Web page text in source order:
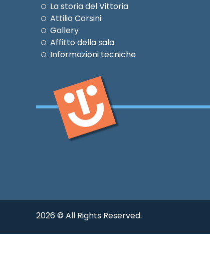
La storia del Vittoria
Attilio Corsini
Gallery
Affitto della sala
Informazioni tecniche
2026 © All Rights Reserved.